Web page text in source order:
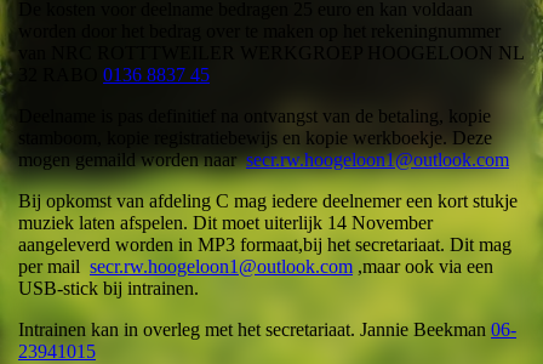
De kosten voor deelname bedragen 25 euro en kan voldaan
worden door het bedrag over te maken op het rekeningnummer
van NRC ROTTTWEILER WERKGROEP HOOGELOON NL
0136 8837 45
Deelname is pas definitief na ontvangst van de betaling, kopie
stamboom, kopie registratiebewijs en kopie werkboekje. Deze
mogen gemaild worden naarsecr.rw.hoogeloon1@outlook.com
Bij opkomst van afdeling C mag iedere deelnemer een kort stukje
muziek laten afspelen. Dit moet uiterlijk 14 November
aangeleverd worden in MP3 formaat,bij het secretariaat. Dit mag
per mail secr.rw.hoogeloon1@outlook.com ,maar ook via een
USB-stick bij intrainen.
Intrainen kan in overleg met het secretariaat. Jannie Beekman 06-
23941015